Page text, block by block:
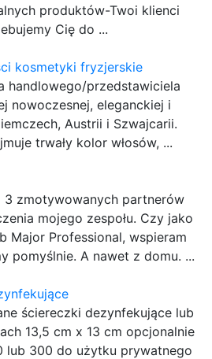
produktów-Twoi klienci
Cię do ...
kosmetyki fryzjerskie
handlowego/przedstawiciela
nowoczesnej, eleganckiej i
Austrii i Szwajcarii.
trwały kolor włosów, ...
3 zmotywowanych partnerów
mojego zespołu. Czy jako
Major Professional, wspieram
pomyślnie. A nawet z domu. ...
ściereczki dezynfekujące lub
13,5 cm x 13 cm opcjonalnie
lub 300 do użytku prywatnego